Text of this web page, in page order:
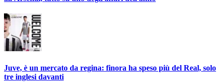
Juve, è un mercato da regina: finora ha speso più del Real, solo
tre inglesi davanti